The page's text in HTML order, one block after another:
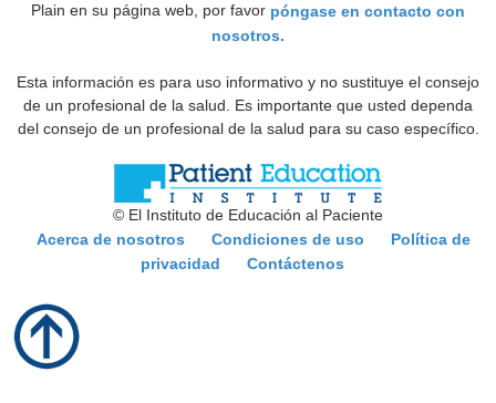
Plain en su página web, por favor póngase en contacto con
nosotros.
Esta información es para uso informativo y no sustituye el consejo
de un profesional de la salud. Es importante que usted dependa
del consejo de un profesional de la salud para su caso específico.
© El Instituto de Educación al Paciente
Acerca de nosotros
Condiciones de uso
Política de
privacidad
Contáctenos